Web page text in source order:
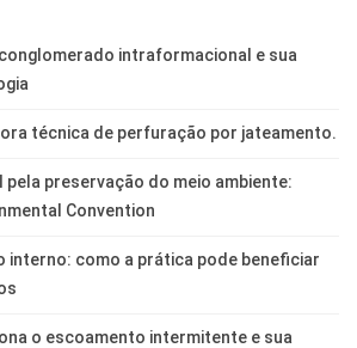
intraformacional e sua
técnica de perfuração por jateamento.
preservação do meio ambiente:
Convention
interno: como a prática pode beneficiar
o escoamento intermitente e sua